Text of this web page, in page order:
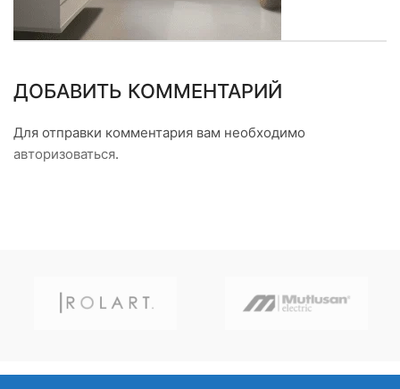
ДОБАВИТЬ КОММЕНТАРИЙ
Для отправки комментария вам необходимо
авторизоваться.